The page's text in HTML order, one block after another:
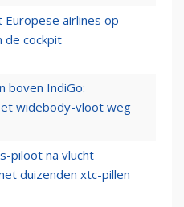
Europese airlines op
de cockpit
boven IndiGo:
widebody-vloot weg
piloot na vlucht
duizenden xtc-pillen